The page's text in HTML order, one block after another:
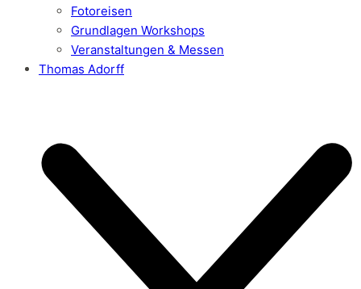
Fotoreisen
Grundlagen Workshops
Veranstaltungen & Messen
Thomas Adorff